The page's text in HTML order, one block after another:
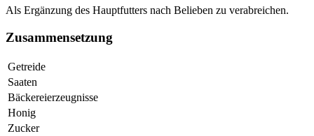
Als Ergänzung des Hauptfutters nach Belieben zu verabreichen.
Zusammensetzung
Getreide
Saaten
Bäckereierzeugnisse
Honig
Zucker